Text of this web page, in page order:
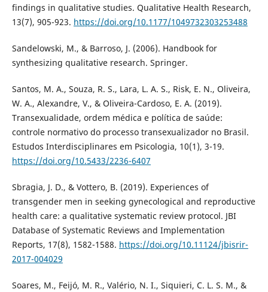
findings in qualitative studies. Qualitative Health Research,
13(7), 905-923. https://doi.org/10.1177/1049732303253488
Sandelowski, M., & Barroso, J. (2006). Handbook for
synthesizing qualitative research. Springer.
Santos, M. A., Souza, R. S., Lara, L. A. S., Risk, E. N., Oliveira,
W. A., Alexandre, V., & Oliveira-Cardoso, E. A. (2019).
Transexualidade, ordem médica e política de saúde:
controle normativo do processo transexualizador no Brasil.
Estudos Interdisciplinares em Psicologia, 10(1), 3-19.
https://doi.org/10.5433/2236-6407
Sbragia, J. D., & Vottero, B. (2019). Experiences of
transgender men in seeking gynecological and reproductive
health care: a qualitative systematic review protocol. JBI
Database of Systematic Reviews and Implementation
Reports, 17(8), 1582-1588. https://doi.org/10.11124/jbisrir-
2017-004029
Soares, M., Feijó, M. R., Valério, N. I., Siquieri, C. L. S. M., &